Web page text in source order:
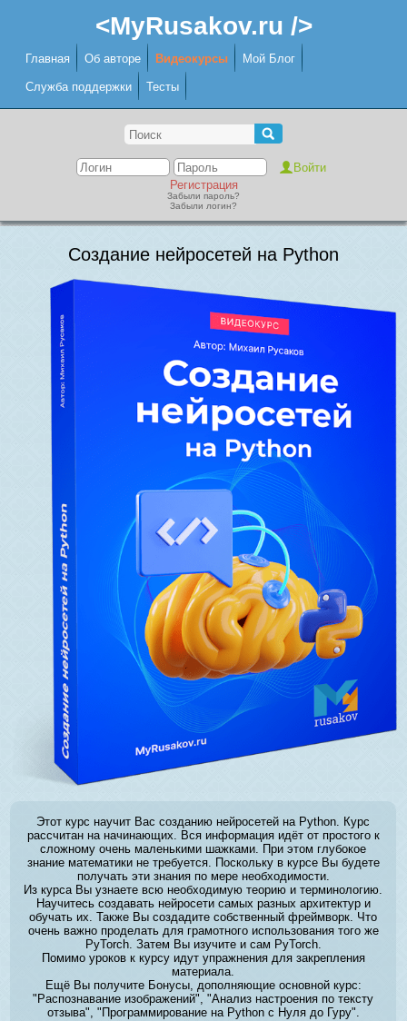
<MyRusakov.ru />
Главная Об авторе Видеокурсы Мой Блог
Служба поддержки Тесты
Регистрация
Забыли пароль?
Забыли логин?
Создание нейросетей на Python
Этот курс научит Вас созданию нейросетей на Python. Курс
рассчитан на начинающих. Вся информация идёт от простого к
сложному очень маленькими шажками. При этом глубокое
знание математики не требуется. Поскольку в курсе Вы будете
получать эти знания по мере необходимости.
Из курса Вы узнаете всю необходимую теорию и терминологию.
Научитесь создавать нейросети самых разных архитектур и
обучать их. Также Вы создадите собственный фреймворк. Что
очень важно проделать для грамотного использования того же
PyTorch. Затем Вы изучите и сам PyTorch.
Помимо уроков к курсу идут упражнения для закрепления
материала.
Ещё Вы получите Бонусы, дополняющие основной курс:
"Распознавание изображений", "Анализ настроения по тексту
отзыва", "Программирование на Python с Нуля до Гуру".